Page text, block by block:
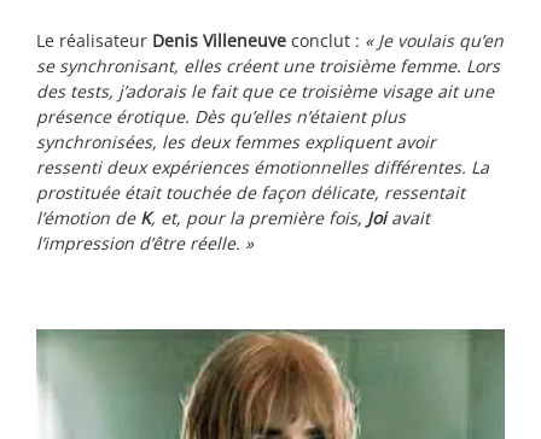
Le réalisateur Denis Villeneuve conclut : « Je voulais qu’en
se synchronisant, elles créent une troisième femme. Lors
des tests, j’adorais le fait que ce troisième visage ait une
présence érotique. Dès qu’elles n’étaient plus
synchronisées, les deux femmes expliquent avoir
ressenti deux expériences émotionnelles différentes. La
prostituée était touchée de façon délicate, ressentait
l’émotion de K, et, pour la première fois, Joiavait
l’impression d’être réelle. »